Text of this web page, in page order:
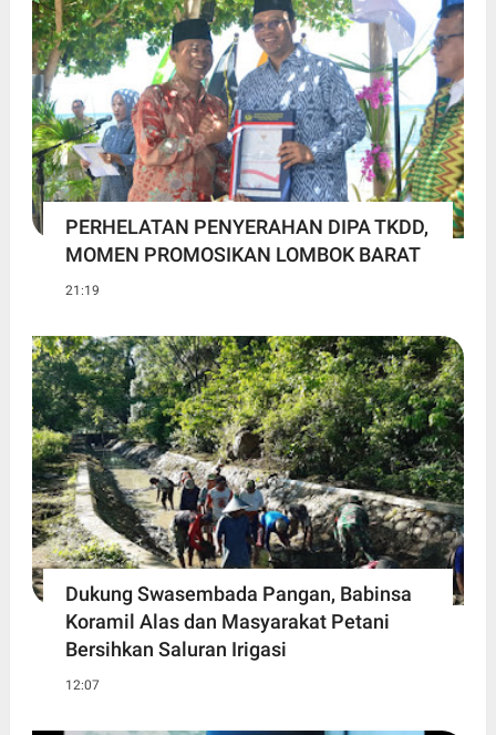
PERHELATAN PENYERAHAN DIPA TKDD,
MOMEN PROMOSIKAN LOMBOK BARAT
21:19
Dukung Swasembada Pangan, Babinsa
Koramil Alas dan Masyarakat Petani
Bersihkan Saluran Irigasi
12:07